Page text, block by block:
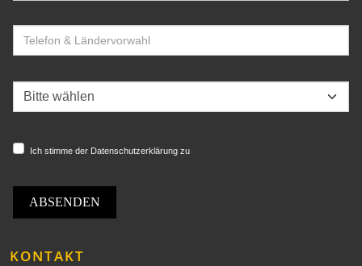
Ich stimme der Datenschutzerklärung zu
ABSENDEN
KONTAKT